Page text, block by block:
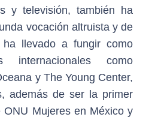
y televisión, también ha
vocación altruista y de
llevado a fungir como
como
y The Young Center,
además de ser la primer
ONU Mujeres en México y